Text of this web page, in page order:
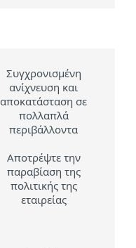
Συγχρονισμένη
ανίχνευση και
αποκατάσταση σε
πολλαπλά
περιβάλλοντα
Αποτρέψτε την
παραβίαση της
πολιτικής της
εταιρείας